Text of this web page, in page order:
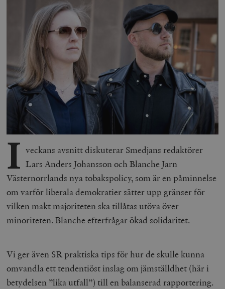
I veckans avsnitt diskuterar Smedjans redaktörer
Lars Anders Johansson och Blanche Jarn
Västernorrlands nya tobakspolicy, som är en påminnelse
om varför liberala demokratier sätter upp gränser för
vilken makt majoriteten ska tillåtas utöva över
minoriteten. Blanche efterfrågar ökad solidaritet.
Vi ger även SR praktiska tips för hur de skulle kunna
omvandla ett tendentiöst inslag om jämställdhet (här i
betydelsen ”lika utfall”) till en balanserad rapportering.